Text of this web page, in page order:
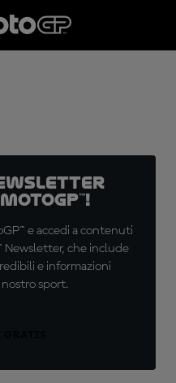
e accedi a contenuti
Newsletter, che include
e informazioni
sport.